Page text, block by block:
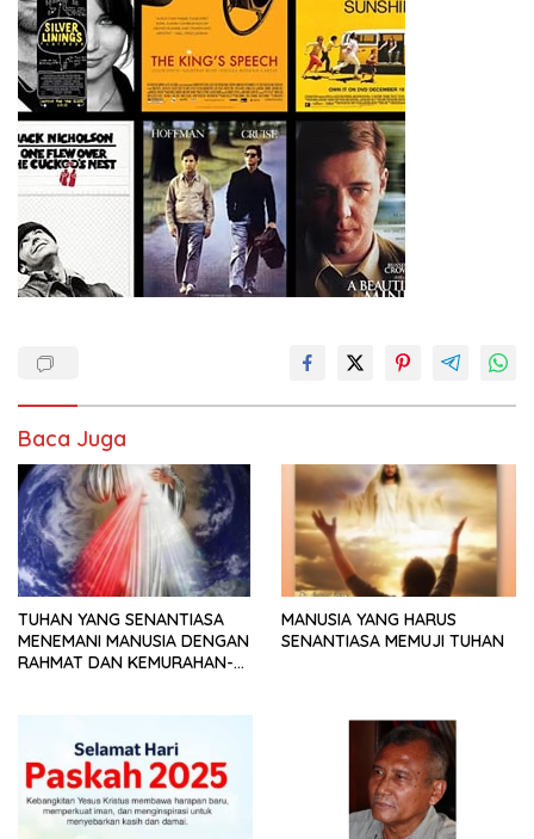
Baca Juga
TUHAN YANG SENANTIASA
MENEMANI MANUSIA DENGAN
RAHMAT DAN KEMURAHAN-
MANUSIA YANG HARUS
SENANTIASA MEMUJI TUHAN